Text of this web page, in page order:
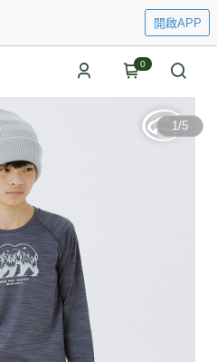
開啟APP
0
1/5